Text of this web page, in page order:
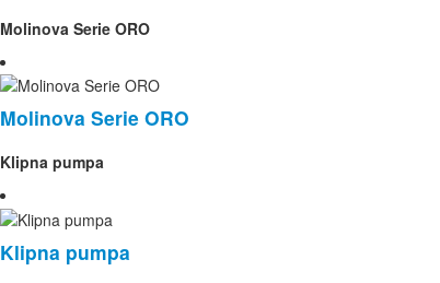
Molinova Serie ORO
Molinova Serie ORO
Klipna pumpa
Klipna pumpa